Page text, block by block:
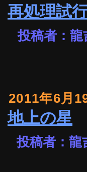
再処理試
投稿者：龍
2011年6月
地上の星
投稿者：龍